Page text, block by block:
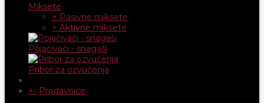
Miksete
+ Pasivne miksete
+ Aktivne miksete
Pojačivači - snagaši
Pribor za ozvučenja
+- Prodavnice